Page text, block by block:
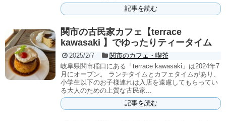
記事を読む
関市の古民家カフェ【terrace
kawasaki 】でゆったりティータイム
2025/2/7
関市のカフェ・喫茶
岐阜県関市稲口にある「terrace kawasaki」は2024年7
月にオープン。 ランチタイムとカフェタイムがあり、
小学生以下のお子様連れは入店を遠慮してもらってい
る大人のための上質な古民家...
記事を読む